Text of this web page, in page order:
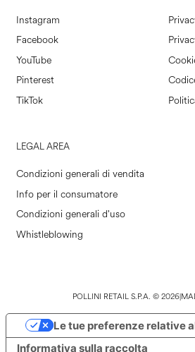
Instagram
Facebook
YouTube
Pinterest
TikTok
LEGAL AREA
Condizioni generali di vendita
Info per il consumatore
Condizioni generali d'uso
Whistleblowing
POLLINI RETAIL S.P.A. © 2026|
Informativa sulla raccolta
Le tue preferenze relative